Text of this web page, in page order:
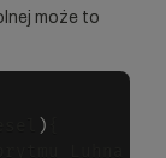
może to
)